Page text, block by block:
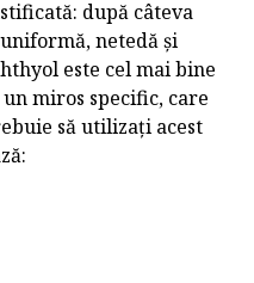
după câteva
netedă și
este cel mai bine
miros specific, care
să utilizați acest